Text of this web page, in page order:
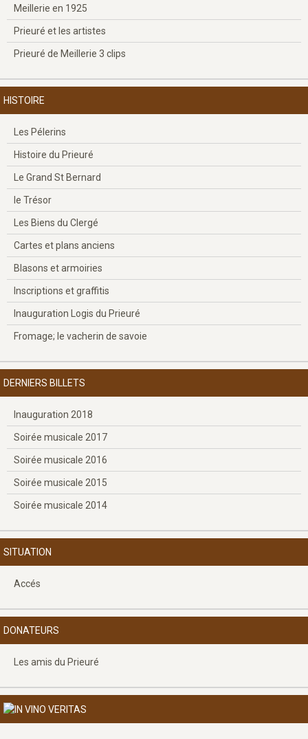
Meillerie en 1925
Prieuré et les artistes
Prieuré de Meillerie 3 clips
HISTOIRE
Les Pélerins
Histoire du Prieuré
Le Grand St Bernard
le Trésor
Les Biens du Clergé
Cartes et plans anciens
Blasons et armoiries
Inscriptions et graffitis
Inauguration Logis du Prieuré
Fromage; le vacherin de savoie
DERNIERS BILLETS
Inauguration 2018
Soirée musicale 2017
Soirée musicale 2016
Soirée musicale 2015
Soirée musicale 2014
SITUATION
Accés
DONATEURS
Les amis du Prieuré